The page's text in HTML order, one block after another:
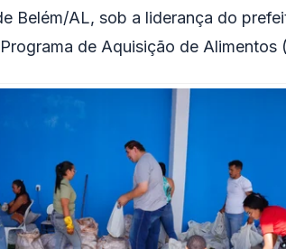
Belém/AL, sob a liderança do
de Aquisição de Alimentos